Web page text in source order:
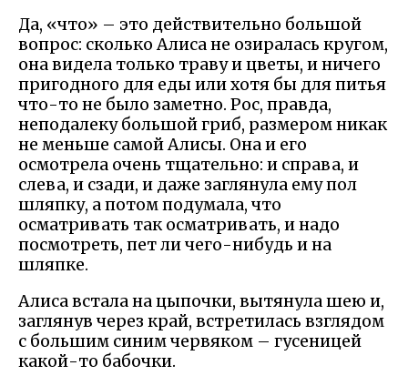
Да, «что» – это действительно большой
вопрос: сколько Алиса не озиралась кругом,
она видела только траву и цветы, и ничего
пригодного для еды или хотя бы для питья
что-то не было заметно. Рос, правда,
неподалеку большой гриб, размером никак
не меньше самой Алисы. Она и его
осмотрела очень тщательно: и справа, и
слева, и сзади, и даже заглянула ему пол
шляпку, а потом подумала, что
осматривать так осматривать, и надо
посмотреть, пет ли чего-нибудь и на
шляпке.
Алиса встала на цыпочки, вытянула шею и,
заглянув через край, встретилась взглядом
с большим синим червяком – гусеницей
какой-то бабочки.